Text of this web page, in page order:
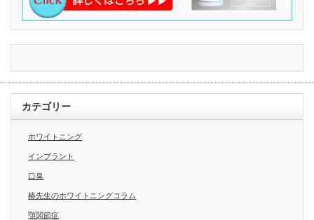
カテゴリー
ホワイトニング
インプラント
口臭
椿先生のホワイトニングコラム
顎関節症